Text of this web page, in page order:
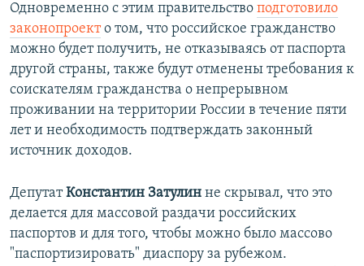
Одновременно с этим правительство подготовило
законопроекто том, что российское гражданство
можно будет получить, не отказываясь от паспорта
другой страны, также будут отменены требования к
соискателям гражданства о непрерывном
проживании на территории России в течение пяти
лет и необходимость подтверждать законный
источник доходов.
ДепутатКонстантин Затулин не скрывал, что это
делается для массовой раздачи российских
паспортов и для того, чтобы можно было массово
"паспортизировать" диаспору за рубежом.